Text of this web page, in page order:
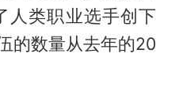
人类职业选手创下
的数量从去年的20